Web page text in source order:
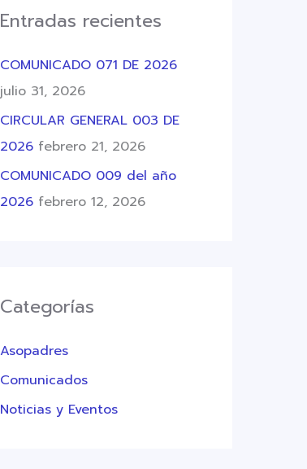
Entradas recientes
COMUNICADO 071 DE 2026
julio 31, 2026
CIRCULAR GENERAL 003 DE
2026 febrero 21, 2026
COMUNICADO 009 del año
2026 febrero 12, 2026
Categorías
Asopadres
Comunicados
Noticias y Eventos